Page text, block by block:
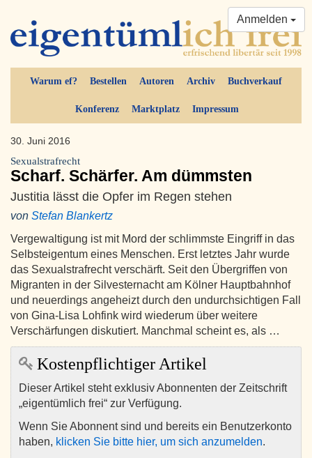
Warum ef? Bestellen Autoren Archiv Buchverkauf
Konferenz Marktplatz Impressum
Anmelden
30. Juni 2016
Sexualstrafrecht
Scharf. Schärfer. Am dümmsten
Justitia lässt die Opfer im Regen stehen
von Stefan Blankertz
Vergewaltigung ist mit Mord der schlimmste Eingriff in das
Selbsteigentum eines Menschen. Erst letztes Jahr wurde
das Sexualstrafrecht verschärft. Seit den Übergriffen von
Migranten in der Silvesternacht am Kölner Hauptbahnhof
und neuerdings angeheizt durch den undurchsichtigen Fall
von Gina-Lisa Lohfink wird wiederum über weitere
Verschärfungen diskutiert. Manchmal scheint es, als …
Kostenpflichtiger Artikel
Dieser Artikel steht exklusiv Abonnenten der Zeitschrift
„eigentümlich frei“ zur Verfügung.
Wenn Sie Abonnent sind und bereits ein Benutzerkonto
haben, klicken Sie bitte hier, um sich anzumelden.